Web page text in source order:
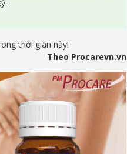
thời gian này!
Theo Procarevn.vn